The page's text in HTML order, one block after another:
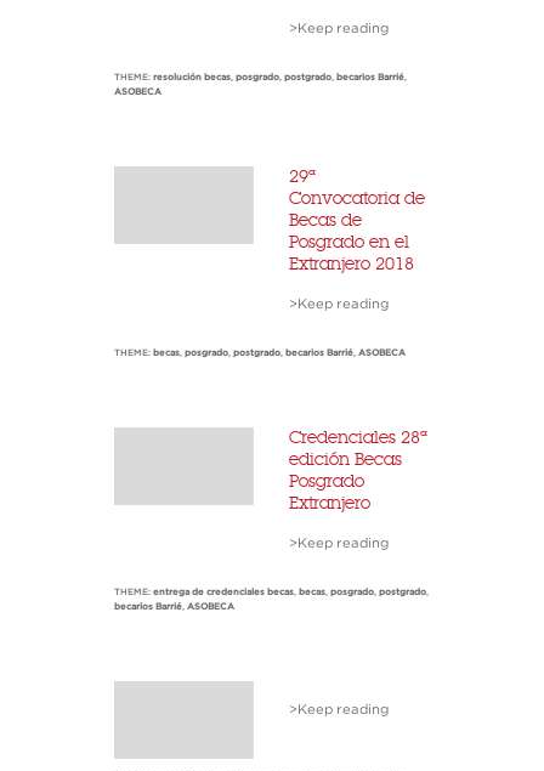
>Keep reading
THEME: resolución becas, posgrado, postgrado, becarios Barrié,
ASOBECA
29ª
Convocatoria de
Becas de
Posgrado en el
Extranjero 2018
>Keep reading
THEME: becas, posgrado, postgrado, becarios Barrié, ASOBECA
Credenciales 28ª
edición Becas
Posgrado
Extranjero
>Keep reading
THEME: entrega de credenciales becas, becas, posgrado, postgrado,
becarios Barrié, ASOBECA
>Keep reading